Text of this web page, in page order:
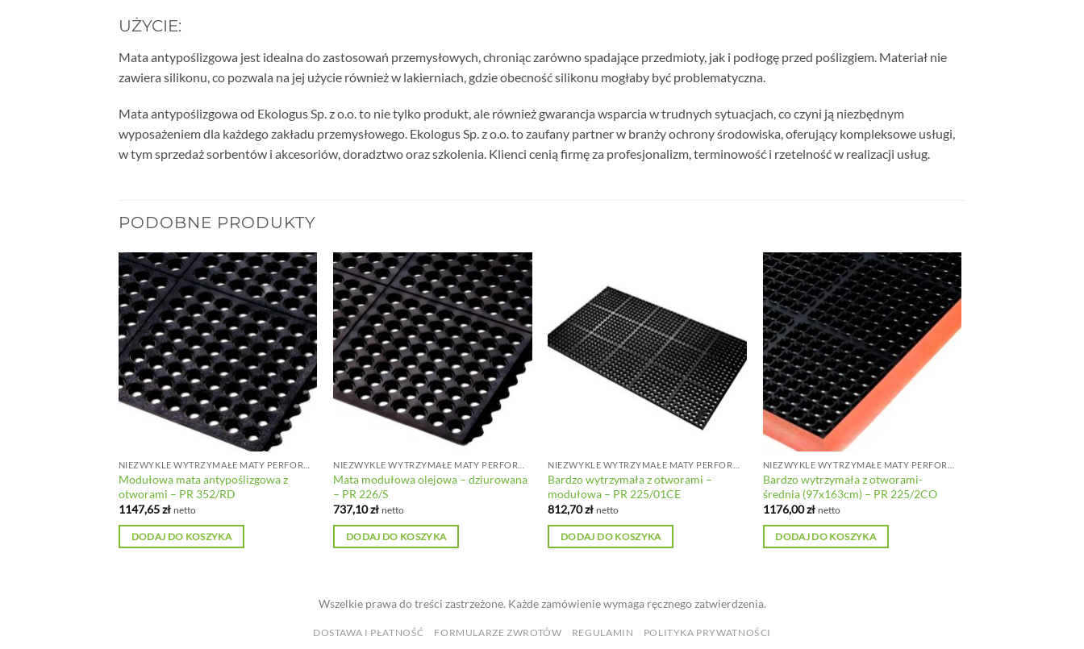
UŻYCIE:
Mata antypoślizgowa jest idealna do zastosowań przemysłowych, chroniąc zarówno spadające przedmioty, jak i podłogę przed poślizgiem. Materiał nie
zawiera silikonu, co pozwala na jej użycie również w lakierniach, gdzie obecność silikonu mogłaby być problematyczna.
Mata antypoślizgowa od Ekologus Sp. z o.o. to nie tylko produkt, ale również gwarancja wsparcia w trudnych sytuacjach, co czyni ją niezbędnym
wyposażeniem dla każdego zakładu przemysłowego. Ekologus Sp. z o.o. to zaufany partner w branży ochrony środowiska, oferujący kompleksowe usługi,
w tym sprzedaż sorbentów i akcesoriów, doradztwo oraz szkolenia. Klienci cenią firmę za profesjonalizm, terminowość i rzetelność w realizacji usług.
PODOBNE PRODUKTY
Modułowa mata antypoślizgowa z
otworami – PR 352/RD
1147,65zł netto
DODAJ DO KOSZYKA
Mata modułowa olejowa – dziurowana
– PR 226/S
737,10zł netto
DODAJ DO KOSZYKA
Bardzo wytrzymała z otworami –
modułowa – PR 225/01CE
812,70zł netto
DODAJ DO KOSZYKA
Bardzo wytrzymała z otworami-
średnia (97x163cm) – PR 225/2CO
1176,00zł netto
DODAJ DO KOSZYKA
Wszelkie prawa do treści zastrzeżone. Każde zamówienie wymaga ręcznego zatwierdzenia.
DOSTAWA I PŁATNOŚĆ FORMULARZE ZWROTÓW REGULAMIN POLITYKA PRYWATNOŚCI